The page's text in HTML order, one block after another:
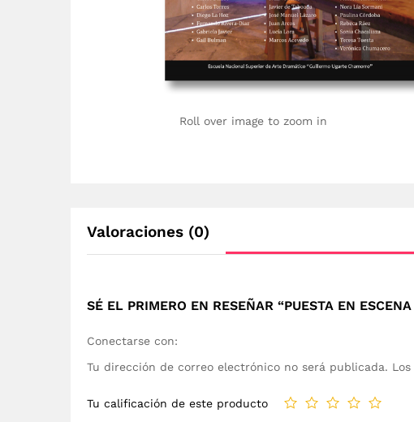
Roll over image to zoom in
Valoraciones (0)
SÉ EL PRIMERO EN RESEÑAR “PUESTA EN
Conectarse con:
Tu dirección de correo electrónico no será publicada.
Tu calificación de este producto